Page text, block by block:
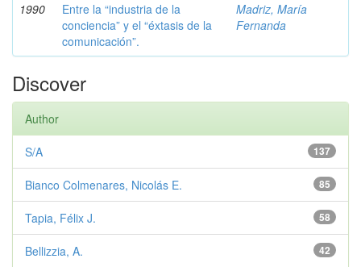
1990
Entre la “industria de la
conciencia” y el “éxtasis de la
comunicación”.
Madriz, María
Fernanda
Discover
Author
137
S/A
85
Bianco Colmenares, Nicolás E.
58
Tapia, Félix J.
42
Bellizzia, A.